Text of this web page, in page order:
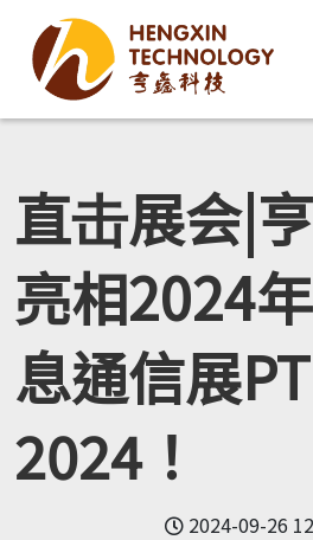
直击展会|
亮相2024
息通信展
2024！
2024-09-26